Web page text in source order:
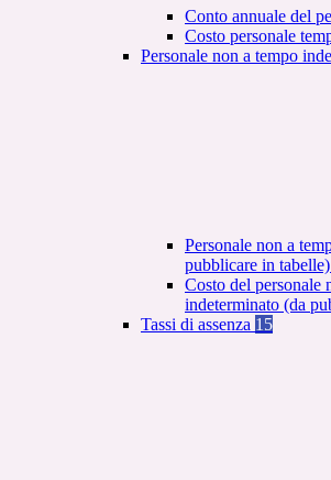
Conto annuale del
Costo personale
Personale non a tempo
Personale non a
pubblicare in tabelle)
Costo del personale
indeterminato (da
Tassi di assenza 15